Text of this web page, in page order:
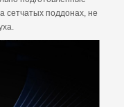
сетчатых поддонах, не